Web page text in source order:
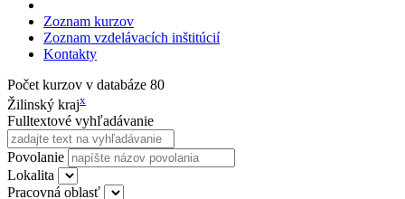
Zoznam kurzov
Zoznam vzdelávacích inštitúcií
Kontakty
Počet kurzov v databáze 80
Žilinský krajx
Fulltextové vyhľadávanie
Povolanie
Lokalita
Pracovná oblasť